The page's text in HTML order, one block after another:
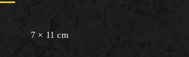
7 × 11 cm